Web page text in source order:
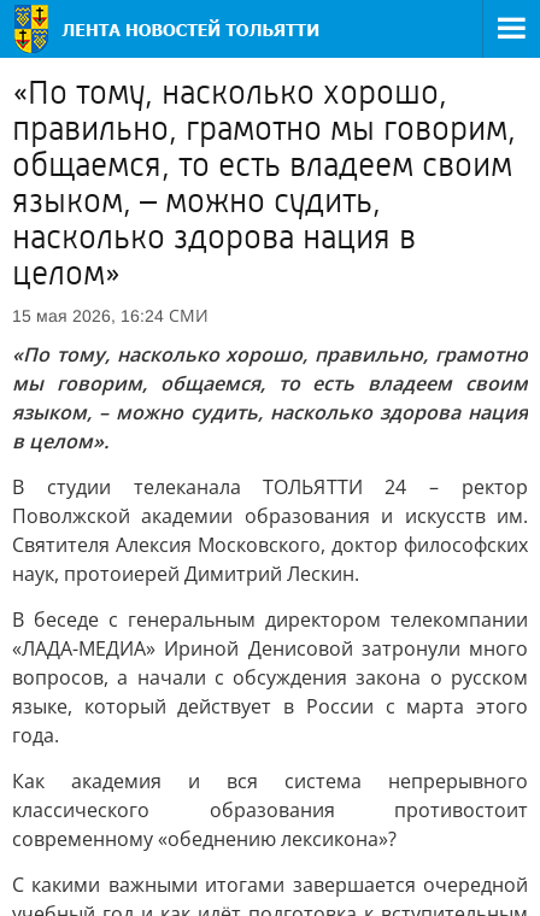
«По тому, насколько хорошо,
правильно, грамотно мы говорим,
общаемся, то есть владеем своим
языком, – можно судить,
насколько здорова нация в
целом»
15 мая 2026, 16:24 СМИ
«По тому, насколько хорошо, правильно, грамотно
мы говорим, общаемся, то есть владеем своим
языком, – можно судить, насколько здорова нация
в целом».
В студии телеканала ТОЛЬЯТТИ 24 – ректор
Поволжской академии образования и искусств им.
Святителя Алексия Московского, доктор философских
наук, протоиерей Димитрий Лескин.
В беседе с генеральным директором телекомпании
«ЛАДА-МЕДИА» Ириной Денисовой затронули много
вопросов, а начали с обсуждения закона о русском
языке, который действует в России с марта этого
года.
Как академия и вся система непрерывного
классического образования противостоит
современному «обеднению лексикона»?
С какими важными итогами завершается очередной